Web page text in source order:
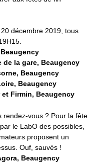
décembre 2019, tous
de la gare, Beaugency
Beaugency
Beaugency
et Firmin, Beaugency
rendez-vous ? Pour la fête
le LabO des possibles,
proposent un
Ouf, sauvés !
Beaugency